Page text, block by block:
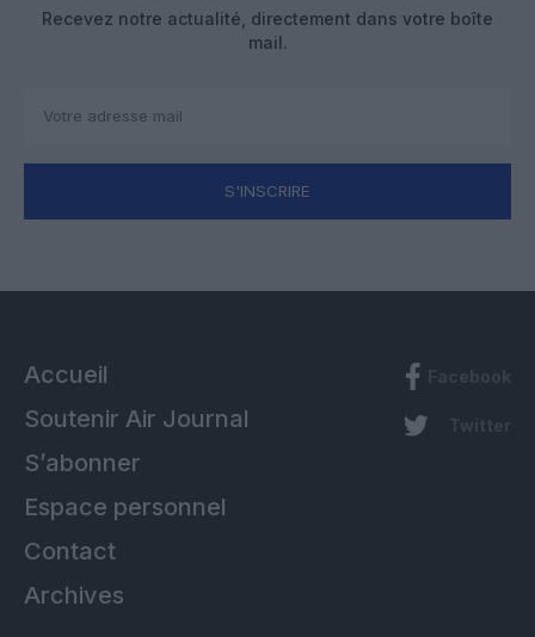
Recevez notre actualité, directement dans votre boîte
mail.
S'INSCRIRE
Accueil
Soutenir Air Journal
S’abonner
Espace personnel
Contact
Archives